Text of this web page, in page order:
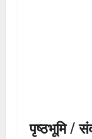
पृष्ठभूमि /